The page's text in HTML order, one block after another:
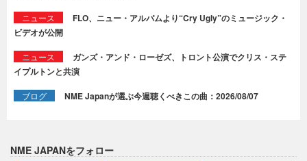
ニュース
FLO、ニュー・アルバムより“Cry Ugly”のミュージック・
ビデオが公開
ニュース
ガンズ・アンド・ローゼズ、トロント公演でクリス・ステ
イプルトンと共演
ブログ NME Japanが選ぶ今週聴くべきこの曲：2026/08/07
NME JAPANをフォロー